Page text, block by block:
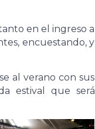
en el ingreso a
encuestando, y
al verano con sus
estival que será